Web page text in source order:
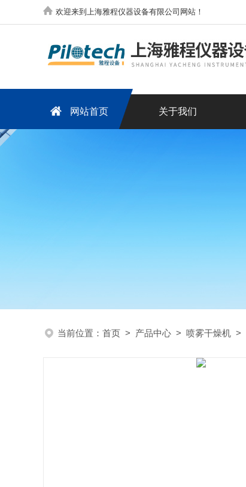
欢迎来到上海雅程仪器设备有限公司网站！
网站首页 关于我们
当前位置： 首页 > 产品中心 > 喷雾干燥机 >